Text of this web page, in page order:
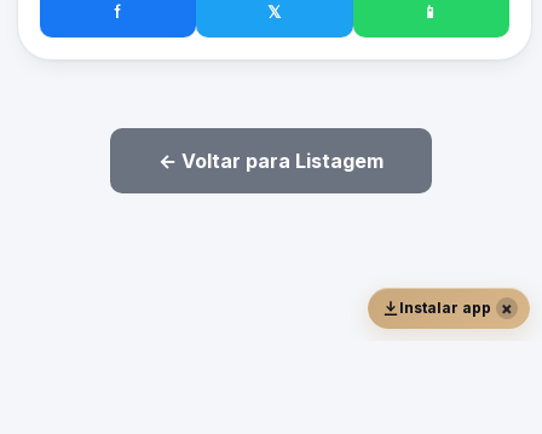
f 𝕏 📱
← Voltar para Listagem
Instalar app ×